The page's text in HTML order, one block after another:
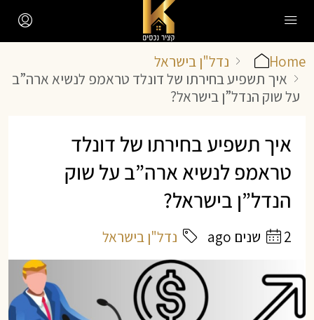
Home
נדל"ן בישראל
איך תשפיע בחירתו של דונלד טראמפ לנשיא ארה”ב
על שוק הנדל”ן בישראל?
איך תשפיע בחירתו של דונלד
טראמפ לנשיא ארה”ב על שוק
הנדל”ן בישראל?
2 שנים ago נדל"ן בישראל